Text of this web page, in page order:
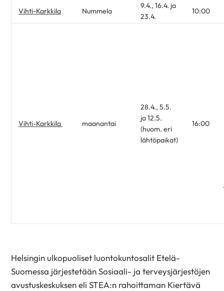
Vihti-Karkkila Nummela
9.4., 16.4. ja
23.4.
10:00
Vihti-Karkkila maanantai
28.4., 5.5.
ja 12.5.
(huom. eri
lähtöpaikat)
16:00
Helsingin ulkopuoliset luontokuntosalit Etelä-
Suomessa järjestetään Sosiaali- ja terveysjärjestöjen
avustuskeskuksen eli STEA:n rahoittaman Kiertävä